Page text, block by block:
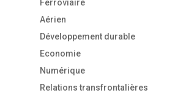
Ferroviaire
Aérien
Développement durable
Economie
Numérique
Relations transfrontalières